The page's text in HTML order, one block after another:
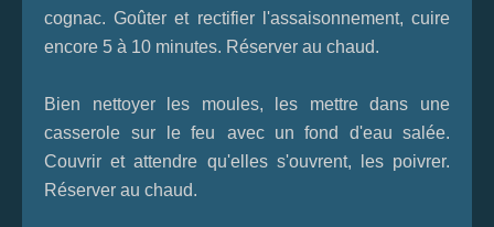
cognac. Goûter et rectifier l'assaisonnement, cuire
encore 5 à 10 minutes. Réserver au chaud.
Bien nettoyer les moules, les mettre dans une
casserole
sur le feu
avec un fond d'eau salée.
Couvrir et attendre qu'elles s'ouvrent, les poivrer.
Réserver au chaud.